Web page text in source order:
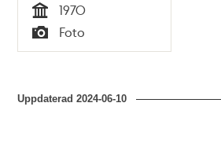
Tid
1970
Typ
Foto
Uppdaterad2024-06-10